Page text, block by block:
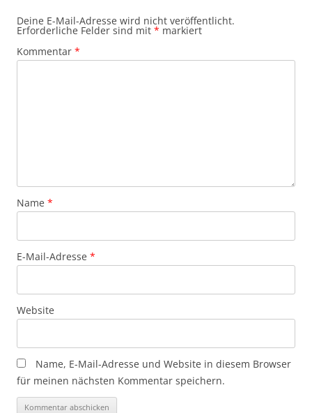
Deine E-Mail-Adresse wird nicht veröffentlicht.
Erforderliche Felder sind mit * markiert
Kommentar *
Name *
E-Mail-Adresse *
Website
Name, E-Mail-Adresse und Website in diesem Browser
für meinen nächsten Kommentar speichern.